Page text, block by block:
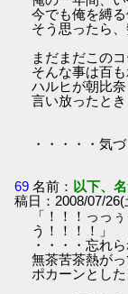
今でも俺を縛る
そう思ったら
まだまだこの
そんな事は百
ハルヒが朝比
言い放ったとき
・・・・・気
69 名前： 以下、
稿日：2008/07/
「！！！っっ
う！！！！」
・・・・忘れら
無茶苦茶熱が
ポカーンとし